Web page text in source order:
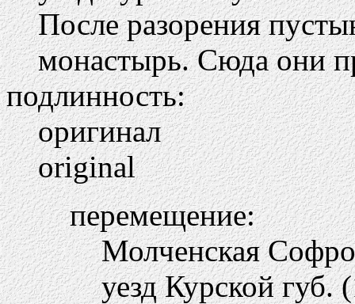
После разорения
монастырь. Сюда они
подлинность:
оригинал
original
перемещение:
Молченская
уезд Курской губ.